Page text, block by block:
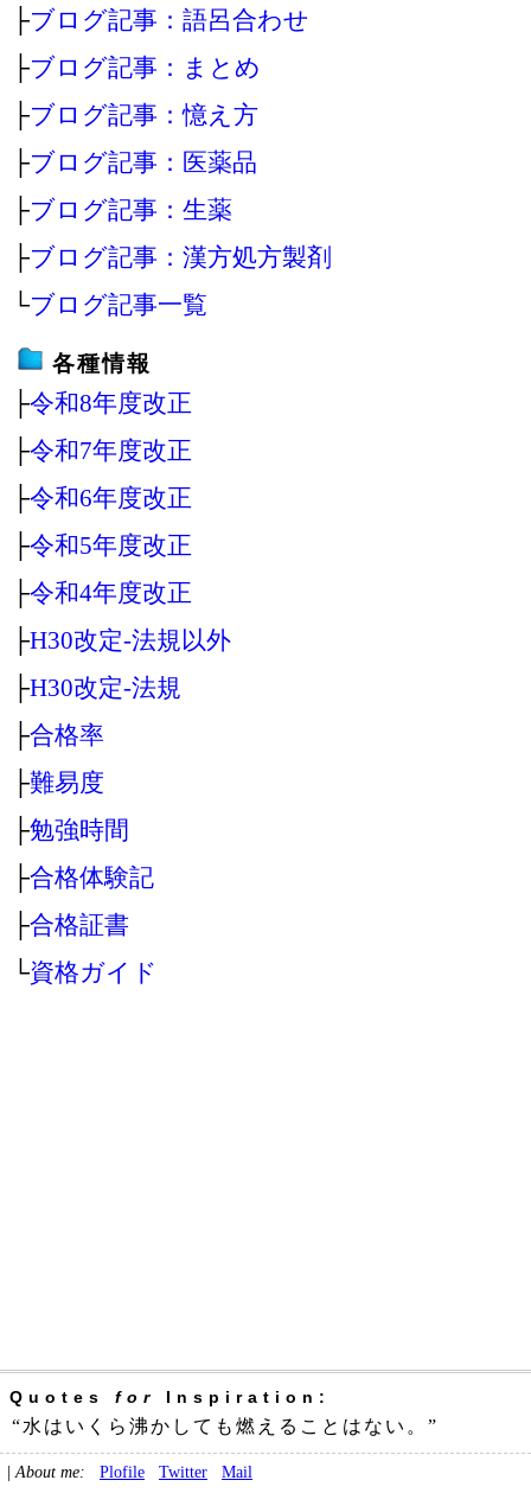
├ブログ記事：語呂合わせ
├ブログ記事：まとめ
├ブログ記事：憶え方
├ブログ記事：医薬品
├ブログ記事：生薬
├ブログ記事：漢方処方製剤
└ブログ記事一覧
各種情報
├令和8年度改正
├令和7年度改正
├令和6年度改正
├令和5年度改正
├令和4年度改正
├H30改定‐法規以外
├H30改定‐法規
├合格率
├難易度
├勉強時間
├合格体験記
├合格証書
└資格ガイド
Quotes for Inspiration:
“水はいくら沸かしても燃えることはない。”
|About me: Plofile Twitter Mail